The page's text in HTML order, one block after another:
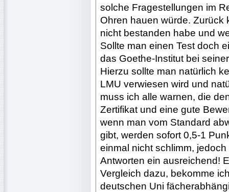
solche Fragestellungen im
Ohren hauen würde. Zurück
nicht bestanden habe und
Sollte man einen Test doch
das Goethe-Institut bei
Hierzu sollte man natürlich
LMU verwiesen wird und
muss ich alle warnen, die
Zertifikat und eine gute
wenn man vom Standard
gibt, werden sofort 0,5-1
einmal nicht schlimm,
Antworten ein ausreichend!
Vergleich dazu, bekomme
deutschen Uni